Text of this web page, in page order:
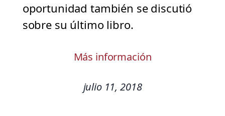
oportunidad también se discutió
sobre su último libro.
Más información
julio 11, 2018